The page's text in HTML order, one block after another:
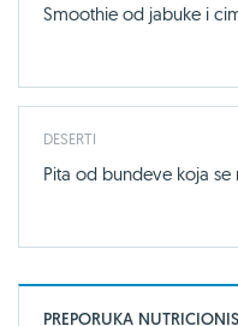
Smoothie od jabuke i
DESERTI
Pita od bundeve koja se
PREPORUKA